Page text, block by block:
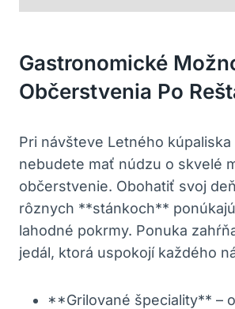
Gastronomické
Občerstvenia Po
Pri návšteve Letného kúpaliska
nebudete mať núdzu o skvelé
občerstvenie. Obohatiť svoj
rôznych **stánkoch**
lahodné pokrmy. Ponuka
jedál, ktorá uspokojí každého
**Grilované špeciality** –